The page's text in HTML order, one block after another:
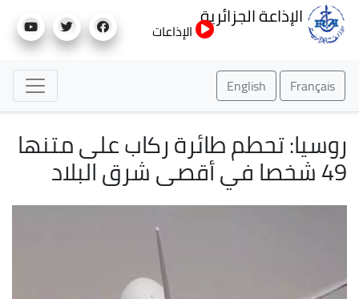
إلى
الإذاعة الجزائرية
الإذاعات
Français
English
روسيا: تحطم طائرة ركاب على متنها
49 شخصا في أقصى شرق البلاد